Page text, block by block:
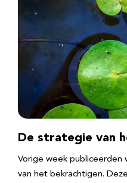
De strategie van
Vorige week
van het bekrachtigen.